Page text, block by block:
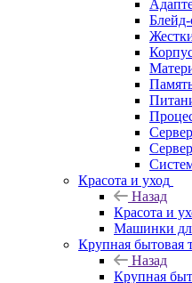
Красота и уход
Назад
Красота и
Машинки
Крупная бытовая
Назад
Крупная